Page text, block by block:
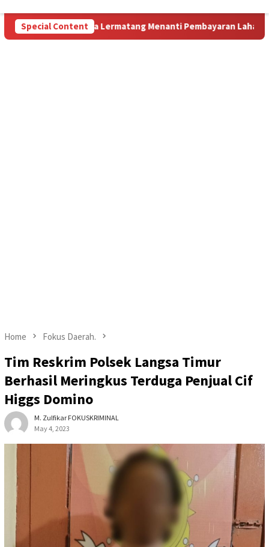
Special Content
Lahan: Antara Dugaan Konspirasi dan Bayang-Bayang
Home Fokus Daerah.
Tim Reskrim Polsek Langsa Timur
Berhasil Meringkus Terduga Penjual Cif
Higgs Domino
M. Zulfikar FOKUSKRIMINAL
May 4, 2023